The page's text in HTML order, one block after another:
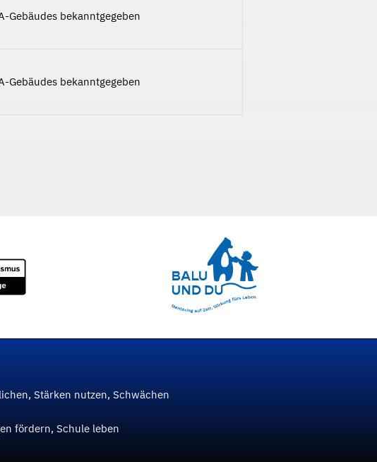
Gebäudes bekanntgegeben
Gebäudes bekanntgegeben
Stärken nutzen, Schwächen
fördern, Schule leben